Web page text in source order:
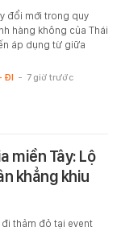
đổi mới trong quy
hàng không của Thái
áp dụng từ giữa
ĐI - 7 giờ trước
miền Tây: Lộ
khẳng khiu
thảm đỏ tại event